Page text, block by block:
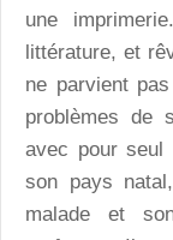
une
littérature, et
ne parvient
problèmes de
avec pour seul
son pays
malade et